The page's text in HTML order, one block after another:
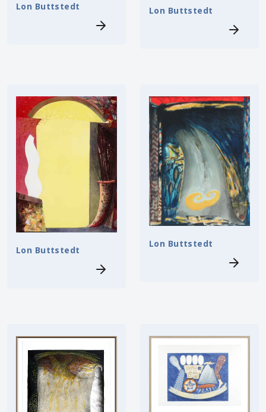
Lon Buttstedt Lon Buttstedt
Lon Buttstedt
Lon Buttstedt